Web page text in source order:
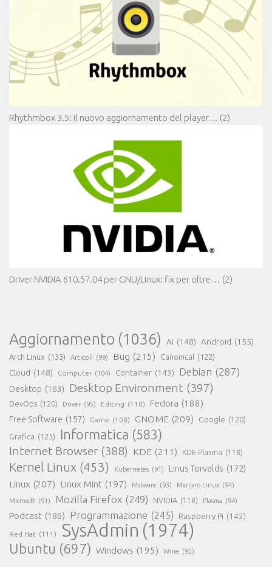
Rhythmbox 3.5: il nuovo aggiornamento del player… (2)
Driver NVIDIA 610.57.04 per GNU/Linux: fix per oltre… (2)
Aggiornamento (1036) AI (148) Android (155)
Arch Linux (133) Articoli (99) Bug (215) Canonical (122)
Cloud (148) Computer (104) Container (143) Debian (287)
Desktop (163) Desktop Environment (397)
DevOps (120) Driver (95) Editing (110) Fedora (188)
Free Software (157) Game (108) GNOME (209) Google (120)
Grafica (125) Informatica (583)
Internet Browser (388) KDE (211) KDE Plasma (118)
Kernel Linux (453) Kubernetes (91) Linus Torvalds (172)
Linux (207) Linux Mint (197) Malware (93) Manjaro Linux (94)
Microsoft (91) Mozilla Firefox (249) NVIDIA (118) Plasma (94)
Podcast (186) Programmazione (245) Raspberry Pi (142)
Red Hat (111) SysAdmin (1974)
Ubuntu (697) Windows (195) Wine (92)